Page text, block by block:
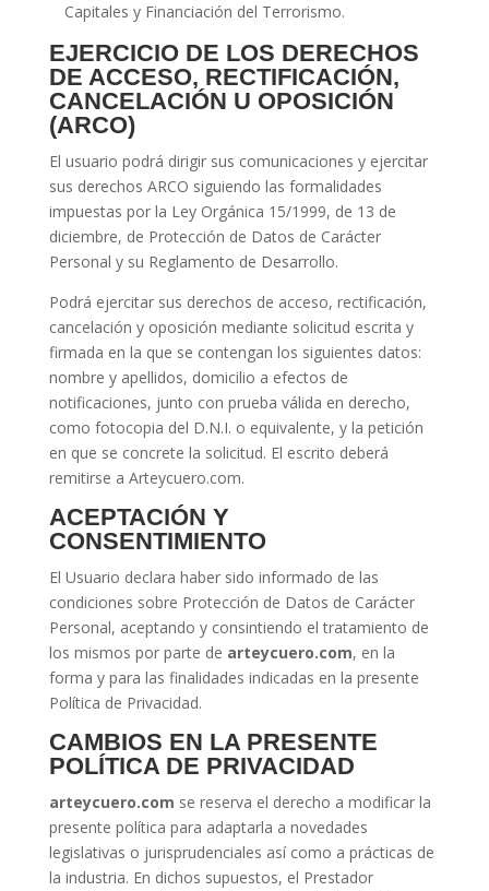
Capitales y Financiación del Terrorismo.
EJERCICIO DE LOS DERECHOS
DE ACCESO, RECTIFICACIÓN,
CANCELACIÓN U OPOSICIÓN
(ARCO)
El usuario podrá dirigir sus comunicaciones y ejercitar
sus derechos ARCO siguiendo las formalidades
impuestas por la Ley Orgánica 15/1999, de 13 de
diciembre, de Protección de Datos de Carácter
Personal y su Reglamento de Desarrollo.
Podrá ejercitar sus derechos de acceso, rectificación,
cancelación y oposición mediante solicitud escrita y
firmada en la que se contengan los siguientes datos:
nombre y apellidos, domicilio a efectos de
notificaciones, junto con prueba válida en derecho,
como fotocopia del D.N.I. o equivalente, y la petición
en que se concrete la solicitud. El escrito deberá
remitirse a Arteycuero.com.
ACEPTACIÓN Y
CONSENTIMIENTO
El Usuario declara haber sido informado de las
condiciones sobre Protección de Datos de Carácter
Personal, aceptando y consintiendo el tratamiento de
los mismos por parte de arteycuero.com, en la
forma y para las finalidades indicadas en la presente
Política de Privacidad.
CAMBIOS EN LA PRESENTE
POLÍTICA DE PRIVACIDAD
arteycuero.com se reserva el derecho a modificar la
presente política para adaptarla a novedades
legislativas o jurisprudenciales así como a prácticas de
la industria. En dichos supuestos, el Prestador